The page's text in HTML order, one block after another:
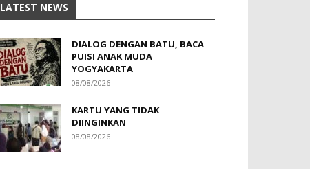
LATEST NEWS
DIALOG DENGAN BATU, BACA
PUISI ANAK MUDA
YOGYAKARTA
08/08/2026
KARTU YANG TIDAK
DIINGINKAN
08/08/2026